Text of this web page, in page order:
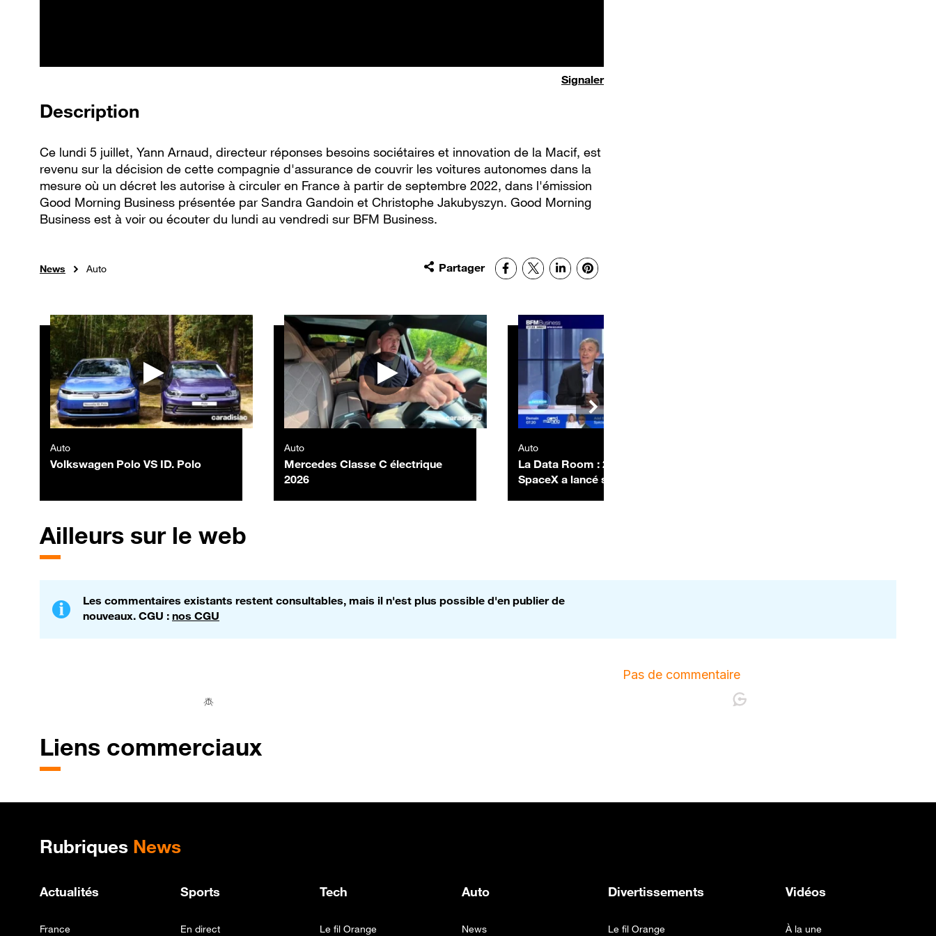
Signaler
Description
Ce lundi 5 juillet, Yann Arnaud, directeur réponses besoins sociétaires et innovation de la Macif, est
revenu sur la décision de cette compagnie d'assurance de couvrir les voitures autonomes dans la
mesure où un décret les autorise à circuler en France à partir de septembre 2022, dans l'émission
Good Morning Business présentée par Sandra Gandoin et Christophe Jakubyszyn. Good Morning
Business est à voir ou écouter du lundi au vendredi sur BFM Business.
News Auto Partager Facebook
X LinkedInPinterest
Autres vidéos
Auto
Volkswagen Polo VS ID. Polo
Auto
Mercedes Classe C électrique
2026
Auto
La Data Room : 25 Mds$ =
SpaceX a lancé sa première
Ailleurs sur le web
Les commentaires existants restent consultables, mais il n'est plus possible d'en publier de
nouveaux. CGU : nos CGU
Liens commerciaux
Plan de site
Rubriques News
Actualités
France
Sports
En direct
Tech
Le fil Orange
Auto
News
Divertissements
Le fil Orange
Vidéos
À la une